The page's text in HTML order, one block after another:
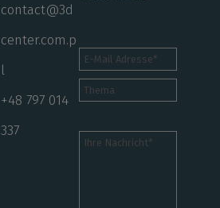
contact@3d
center.com.p
l
+48 797 014
337